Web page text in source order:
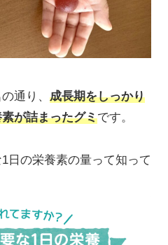
通り、 成長期をしっかり
が詰まったグミです。
日の栄養素の量って知って